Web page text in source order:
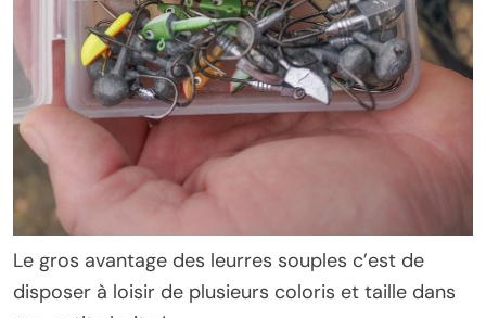
Le gros avantage des leurres souples c’est de
disposer à loisir de plusieurs coloris et taille dans